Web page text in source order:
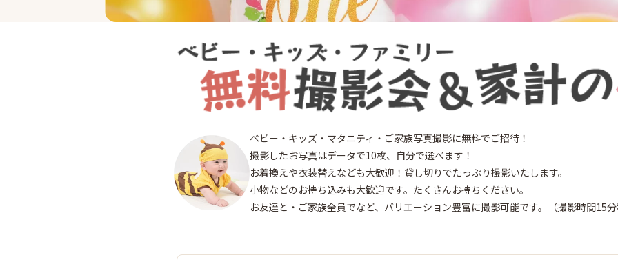
終了
八
千
ベビー・キッズ・マタニティ・ご家族写真撮影に無料でご招待！
撮影したお写真はデータで10枚、自分で選べます！
お着換えや衣装替えなども大歓迎！貸し切りでたっぷり撮影いたします。
小物などのお持ち込みも大歓迎です。たくさんお持ちください。
お友達と・ご家族全員でなど、バリエーション豊富に撮影可能です。（撮影時間15